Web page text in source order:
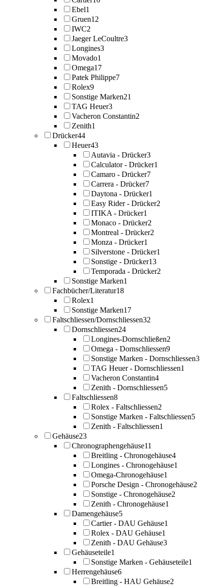
Ebel1
Gruen12
IWC2
Jaeger LeCoultre3
Longines3
Movado1
Omega17
Patek Philippe7
Rolex9
Sonstige Marken21
TAG Heuer3
Vacheron Constantin2
Zenith1
Drücker44
Heuer43
Autavia - Drücker3
Calculator - Drücker1
Camaro - Drücker7
Carrera - Drücker7
Daytona - Drücker1
Easy Rider - Drücker2
ITIKA - Drücker1
Monaco - Drücker2
Montreal - Drücker2
Monza - Drücker1
Silverstone - Drücker1
Sonstige - Drücker13
Temporada - Drücker2
Sonstige Marken1
Fachbücher/Literatur18
Rolex1
Sonstige Marken17
Faltschliessen/Dornschliessen32
Dornschliessen24
Longines-Dornschließen2
Omega - Dornschliessen9
Sonstige Marken - Dornschliessen3
TAG Heuer - Dornschliessen1
Vacheron Constantin4
Zenith - Dornschliessen5
Faltschliessen8
Rolex - Faltschliessen2
Sonstige Marken - Faltschliessen5
Zenith - Faltschliessen1
Gehäuse23
Chronographengehäuse11
Breitling - Chronogehäuse4
Longines - Chronogehäuse1
Omega-Chronogehäuse1
Porsche Design - Chronogehäuse2
Sonstige - Chronogehäuse2
Zenith - Chronogehäuse1
Damengehäuse5
Cartier - DAU Gehäuse1
Rolex - DAU Gehäuse1
Zenith - DAU Gehäuse3
Gehäuseteile1
Sonstige Marken - Gehäuseteile1
Herrengehäuse6
Breitling - HAU Gehäuse2